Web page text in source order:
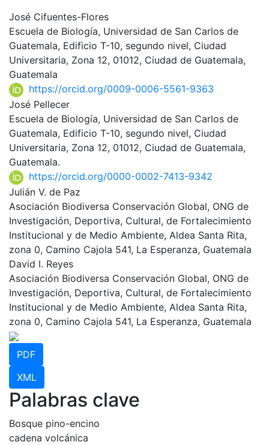
José Cifuentes-Flores
Escuela de Biología, Universidad de San Carlos de
Guatemala, Edificio T-10, segundo nivel, Ciudad
Universitaria, Zona 12, 01012, Ciudad de Guatemala,
Guatemala
https://orcid.org/0009-0006-5561-9363
José Pellecer
Escuela de Biología, Universidad de San Carlos de
Guatemala, Edificio T-10, segundo nivel, Ciudad
Universitaria, Zona 12, 01012, Ciudad de Guatemala,
Guatemala.
https://orcid.org/0000-0002-7413-9342
Julián V. de Paz
Asociación Biodiversa Conservación Global, ONG de
Investigación, Deportiva, Cultural, de Fortalecimiento
Institucional y de Medio Ambiente, Aldea Santa Rita,
zona 0, Camino Cajola 541, La Esperanza, Guatemala
David I. Reyes
Asociación Biodiversa Conservación Global, ONG de
Investigación, Deportiva, Cultural, de Fortalecimiento
Institucional y de Medio Ambiente, Aldea Santa Rita,
zona 0, Camino Cajola 541, La Esperanza, Guatemala
PDF
XML
Palabras clave
Bosque pino-encino
cadena volcánica